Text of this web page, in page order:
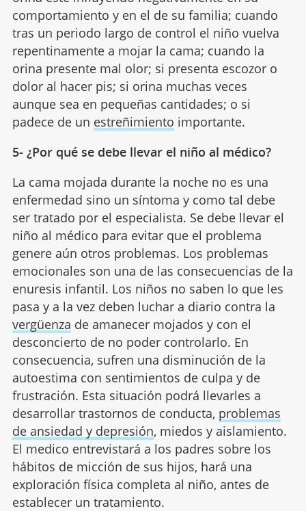
comportamiento y en el de su familia; cuando
tras un periodo largo de control el niño vuelva
repentinamente a mojar la cama; cuando la
orina presente mal olor; si presenta escozor o
dolor al hacer pis; si orina muchas veces
aunque sea en pequeñas cantidades; o si
padece de un estreñimiento importante.
5- ¿Por qué se debe llevar el niño al médico?
La cama mojada durante la noche no es una
enfermedad sino un síntoma y como tal debe
ser tratado por el especialista. Se debe llevar el
niño al médico para evitar que el problema
genere aún otros problemas. Los problemas
emocionales son una de las consecuencias de la
enuresis infantil. Los niños no saben lo que les
pasa y a la vez deben luchar a diario contra la
vergüenza de amanecer mojados y con el
desconcierto de no poder controlarlo. En
consecuencia, sufren una disminución de la
autoestima con sentimientos de culpa y de
frustración. Esta situación podrá llevarles a
desarrollar trastornos de conducta, problemas
de ansiedad y depresión, miedos y aislamiento.
El medico entrevistará a los padres sobre los
hábitos de micción de sus hijos, hará una
exploración física completa al niño, antes de
establecer un tratamiento.